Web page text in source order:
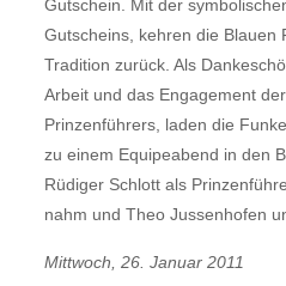
Gutschein. Mit der
Gutscheins, kehren die Blauen
Tradition zurück. Als
Arbeit und das Engagement
Prinzenführers, laden die
zu einem Equipeabend in den
Rüdiger Schlott als
nahm und Theo Jussenhofen
Mittwoch, 26. Januar 2011